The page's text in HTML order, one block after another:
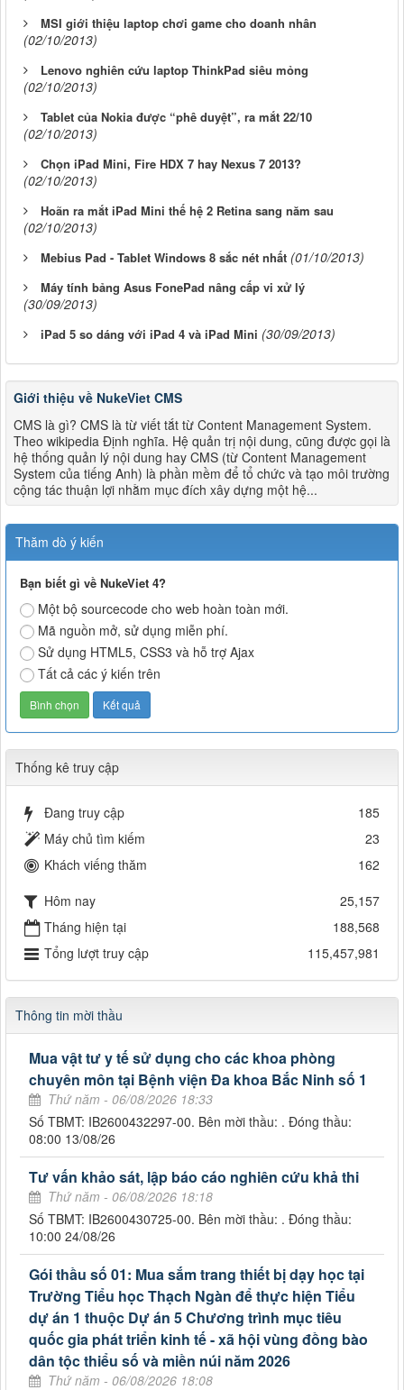
MSI giới thiệu laptop chơi game cho doanh nhân
(02/10/2013)
Lenovo nghiên cứu laptop ThinkPad siêu mỏng
(02/10/2013)
Tablet của Nokia được “phê duyệt”, ra mắt 22/10
(02/10/2013)
Chọn iPad Mini, Fire HDX 7 hay Nexus 7 2013?
(02/10/2013)
Hoãn ra mắt iPad Mini thế hệ 2 Retina sang năm sau
(02/10/2013)
Mebius Pad - Tablet Windows 8 sắc nét nhất (01/10/2013)
Máy tính bảng Asus FonePad nâng cấp vi xử lý
(30/09/2013)
iPad 5 so dáng với iPad 4 và iPad Mini (30/09/2013)
Giới thiệu về NukeViet CMS
CMS là gì? CMS là từ viết tắt từ Content Management System.
Theo wikipedia Định nghĩa. Hệ quản trị nội dung, cũng được gọi là
hệ thống quản lý nội dung hay CMS (từ Content Management
System của tiếng Anh) là phần mềm để tổ chức và tạo môi trường
cộng tác thuận lợi nhằm mục đích xây dựng một hệ...
Thăm dò ý kiến
Bạn biết gì về NukeViet 4?
Một bộ sourcecode cho web hoàn toàn mới.
Mã nguồn mở, sử dụng miễn phí.
Sử dụng HTML5, CSS3 và hỗ trợ Ajax
Tất cả các ý kiến trên
Thống kê truy cập
Đang truy cập
185
Máy chủ tìm kiếm
23
Khách viếng thăm
162
Hôm nay
25,157
Tháng hiện tại
188,568
Tổng lượt truy cập
115,457,981
Thông tin mời thầu
Mua vật tư y tế sử dụng cho các khoa phòng
chuyên môn tại Bệnh viện Đa khoa Bắc Ninh số 1
Thứ năm - 06/08/2026 18:33
Số TBMT: IB2600432297-00. Bên mời thầu: . Đóng thầu:
08:00 13/08/26
Tư vấn khảo sát, lập báo cáo nghiên cứu khả thi
Thứ năm - 06/08/2026 18:18
Số TBMT: IB2600430725-00. Bên mời thầu: . Đóng thầu:
10:00 24/08/26
Gói thầu số 01: Mua sắm trang thiết bị dạy học tại
Trường Tiểu học Thạch Ngàn để thực hiện Tiểu
dự án 1 thuộc Dự án 5 Chương trình mục tiêu
quốc gia phát triển kinh tế - xã hội vùng đồng bào
dân tộc thiểu số và miền núi năm 2026
Thứ năm - 06/08/2026 18:08